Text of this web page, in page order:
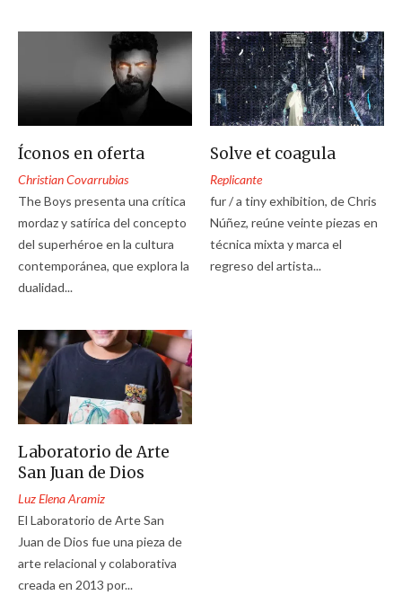
Íconos en oferta
Christian Covarrubias
The Boys presenta una crítica
mordaz y satírica del concepto
del superhéroe en la cultura
contemporánea, que explora la
dualidad...
Solve et coagula
Replicante
fur / a tiny exhibition, de Chris
Núñez, reúne veinte piezas en
técnica mixta y marca el
regreso del artista...
Laboratorio de Arte
San Juan de Dios
Luz Elena Aramiz
El Laboratorio de Arte San
Juan de Dios fue una pieza de
arte relacional y colaborativa
creada en 2013 por...